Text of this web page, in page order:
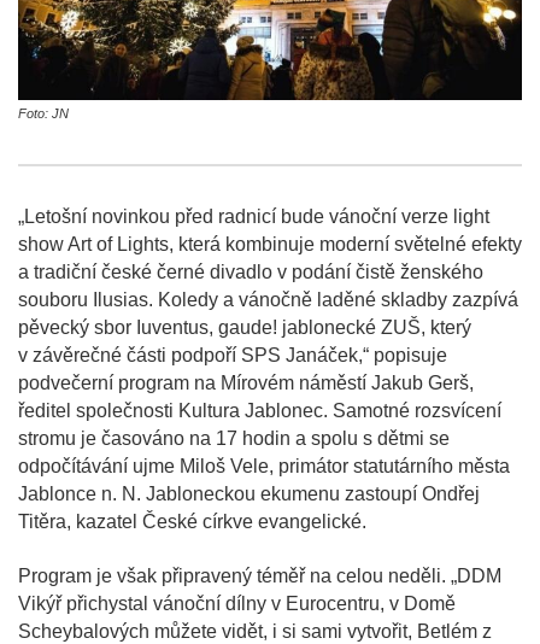
Foto: JN
„Letošní novinkou před radnicí bude vánoční verze light
show Art of Lights, která kombinuje moderní světelné efekty
a tradiční české černé divadlo v podání čistě ženského
souboru Ilusias. Koledy a vánočně laděné skladby zazpívá
pěvecký sbor Iuventus, gaude! jablonecké ZUŠ, který
v závěrečné části podpoří SPS Janáček,“ popisuje
podvečerní program na Mírovém náměstí Jakub Gerš,
ředitel společnosti Kultura Jablonec. Samotné rozsvícení
stromu je časováno na 17 hodin a spolu s dětmi se
odpočítávání ujme Miloš Vele, primátor statutárního města
Jablonce n. N. Jabloneckou ekumenu zastoupí Ondřej
Titěra, kazatel České církve evangelické.
Program je však připravený téměř na celou neděli. „DDM
Vikýř přichystal vánoční dílny v Eurocentru, v Domě
Scheybalových můžete vidět, i si sami vytvořit, Betlém z